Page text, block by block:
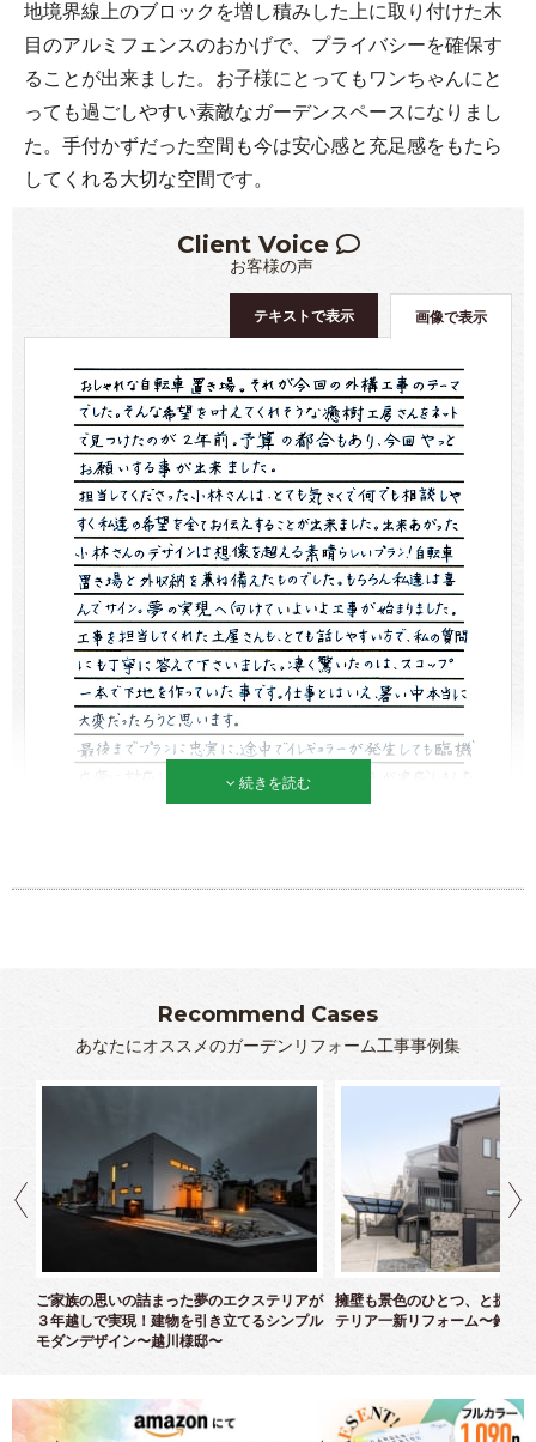
地境界線上のブロックを増し積みした上に取り付けた木
目のアルミフェンスのおかげで、プライバシーを確保す
ることが出来ました。お子様にとってもワンちゃんにと
っても過ごしやすい素敵なガーデンスペースになりまし
た。手付かずだった空間も今は安心感と充足感をもたら
してくれる大切な空間です。
Client Voice
お客様の声
画像で表示
テキストで表示
続きを読む
Recommend Cases
あなたにオススメのガーデンリフォーム工事事例集
ご家族の思いの詰まった夢のエクステリアが
３年越しで実現！建物を引き立てるシンプル
モダンデザイン〜越川様邸〜
擁壁も景色のひとつ、と捉え
テリア一新リフォーム〜鈴木